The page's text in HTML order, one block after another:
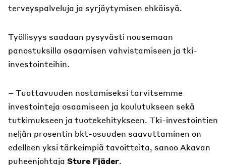
terveyspalveluja ja syrjäytymisen ehkäisyä.
Työllisyys saadaan pysyvästi nousemaan
panostuksilla osaamisen vahvistamiseen ja tki-
investointeihin.
– Tuottavuuden nostamiseksi tarvitsemme
investointeja osaamiseen ja koulutukseen sekä
tutkimukseen ja tuotekehitykseen. Tki-investointien
neljän prosentin bkt-osuuden saavuttaminen on
edelleen yksi tärkeimpiä tavoitteita, sanoo Akavan
puheenjohtaja Sture Fjäder.